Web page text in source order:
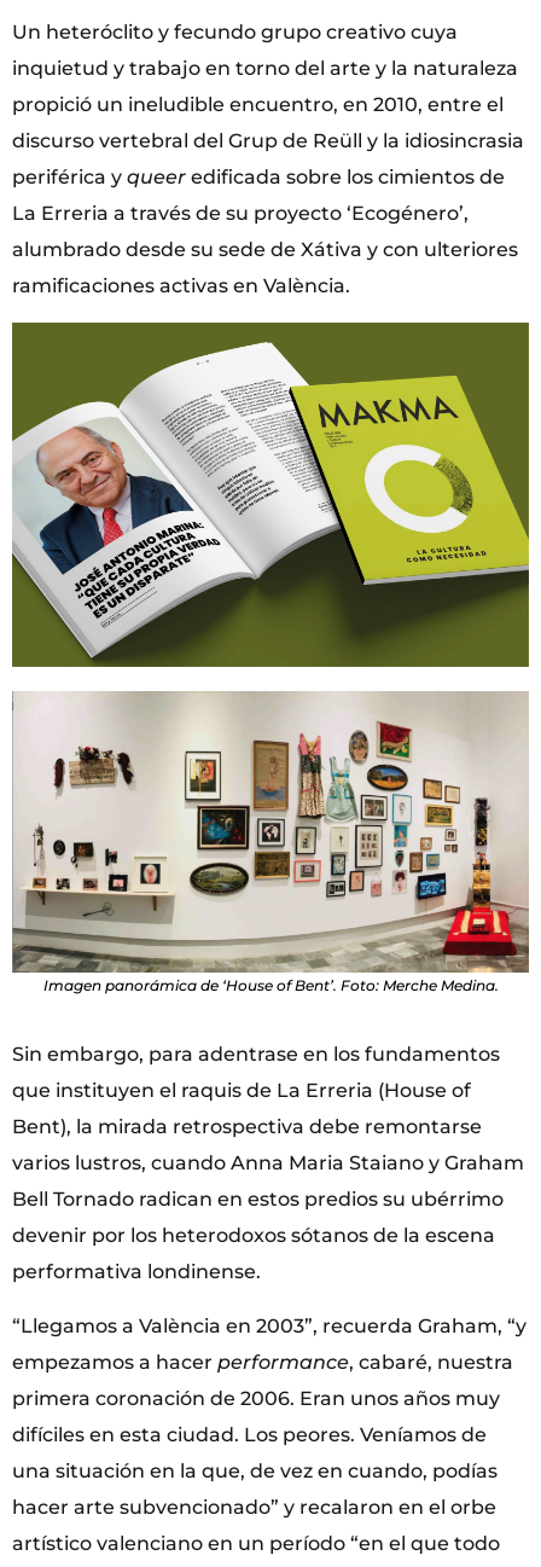
Un heteróclito y fecundo grupo creativo cuya
inquietud y trabajo en torno del arte y la naturaleza
propició un ineludible encuentro, en 2010, entre el
discurso vertebral del Grup de Reüll y la idiosincrasia
periférica y queer edificada sobre los cimientos de
La Erreria a través de su proyecto ‘Ecogénero’,
alumbrado desde su sede de Xátiva y con ulteriores
ramificaciones activas en València.
Imagen panorámica de ‘House of Bent’. Foto: Merche Medina.
Sin embargo, para adentrase en los fundamentos
que instituyen el raquis de La Erreria (House of
Bent), la mirada retrospectiva debe remontarse
varios lustros, cuando Anna Maria Staiano y Graham
Bell Tornado radican en estos predios su ubérrimo
devenir por los heterodoxos sótanos de la escena
performativa londinense.
“Llegamos a València en 2003”, recuerda Graham, “y
empezamos a hacer performance, cabaré, nuestra
primera coronación de 2006. Eran unos años muy
difíciles en esta ciudad. Los peores. Veníamos de
una situación en la que, de vez en cuando, podías
hacer arte subvencionado” y recalaron en el orbe
artístico valenciano en un período “en el que todo